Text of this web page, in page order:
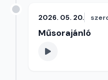
2026. 05. 20.
Műsorajánló